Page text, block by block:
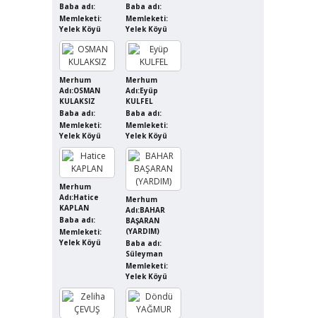
Baba adı:
Memleketi:
Yelek Köyü
Baba adı:
Memleketi:
Yelek Köyü
Merhum
Adı:OSMAN
KULAKSIZ
Baba adı:
Memleketi:
Yelek Köyü
Merhum
Adı:Eyüp
KULFEL
Baba adı:
Memleketi:
Yelek Köyü
Merhum
Adı:Hatice
KAPLAN
Baba adı:
Memleketi:
Yelek Köyü
Merhum
Adı:BAHAR
BAŞARAN
(YARDIM)
Baba adı:
Süleyman
Memleketi:
Yelek Köyü